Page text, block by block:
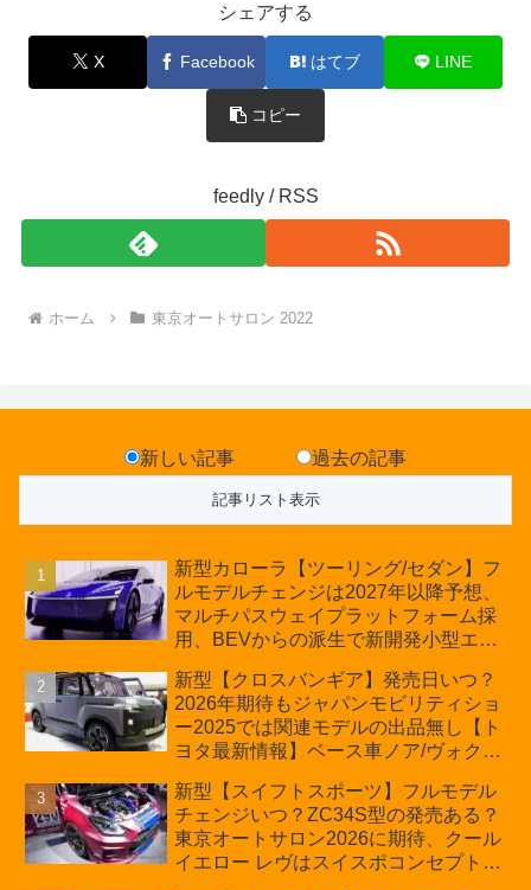
シェアする
X Facebook はてブ LINE
コピー
feedly / RSS
ホーム 東京オートサロン 2022
新しい記事 過去の記事
新型カローラ【ツーリング/セダン】フ
ルモデルチェンジは2027年以降予想、
マルチパスウェイプラットフォーム採
用、BEVからの派生で新開発小型エン
の採用は無しか【トヨタ最新情報】60
周年記念車発売
新型【クロスバンギア】発売日いつ？
2026年期待もジャパンモビリティショ
ー2025では関連モデルの出品無し【ト
ヨタ最新情報】ベース車ノア/ヴォクシ
ほか「コア」と「ツール」、デリカ
D:5対抗のクロスオーバーSUVミニバ
ン
新型【スイフトスポーツ】フルモデル
チェンジいつ？ZC34S型の発売ある？
東京オートサロン2026に期待、クール
イエロー レヴはスイスポコンセプト